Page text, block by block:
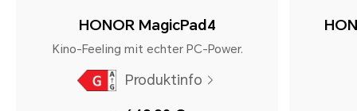
HONOR MagicPad4
Kino-Feeling mit echter PC-Power.
Produktinfo